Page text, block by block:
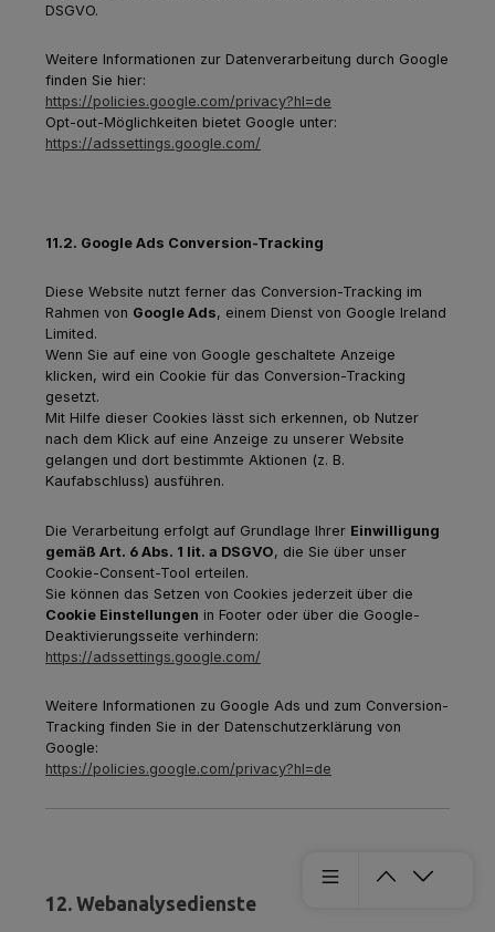
DSGVO.
Weitere Informationen zur Datenverarbeitung durch Google
finden Sie hier:
https://policies.google.com/privacy?hl=de
Opt-out-Möglichkeiten bietet Google unter:
https://adssettings.google.com/
11.2. Google Ads Conversion-Tracking
Diese Website nutzt ferner das Conversion-Tracking im
Rahmen von Google Ads, einem Dienst von Google Ireland
Limited.
Wenn Sie auf eine von Google geschaltete Anzeige
klicken, wird ein Cookie für das Conversion-Tracking
gesetzt.
Mit Hilfe dieser Cookies lässt sich erkennen, ob Nutzer
nach dem Klick auf eine Anzeige zu unserer Website
gelangen und dort bestimmte Aktionen (z. B.
Kaufabschluss) ausführen.
Die Verarbeitung erfolgt auf Grundlage Ihrer Einwilligung
gemäß Art. 6 Abs. 1 lit. a DSGVO, die Sie über unser
Cookie-Consent-Tool erteilen.
Sie können das Setzen von Cookies jederzeit über die
Cookie Einstellungen in Footer oder über die Google-
Deaktivierungsseite verhindern:
https://adssettings.google.com/
Weitere Informationen zu Google Ads und zum Conversion-
Tracking finden Sie in der Datenschutzerklärung von
Google:
https://policies.google.com/privacy?hl=de
12. Webanalysedienste